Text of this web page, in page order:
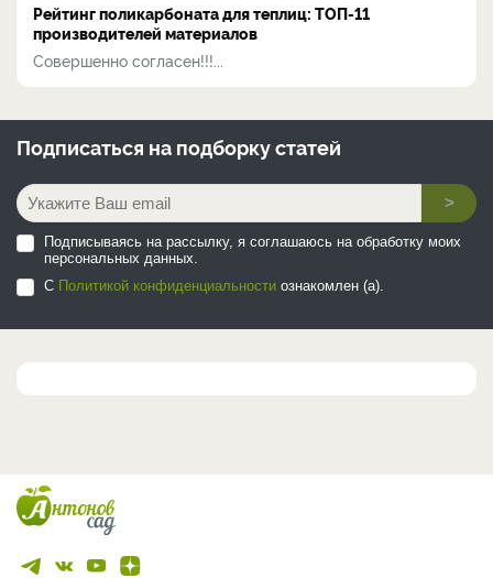
Рейтинг поликарбоната для теплиц: ТОП-11
производителей материалов
Совершенно согласен!!!...
Подписаться на подборку статей
>
Подписываясь на рассылку, я соглашаюсь на обработку моих
персональных данных.
С Политикой конфиденциальности ознакомлен (а).